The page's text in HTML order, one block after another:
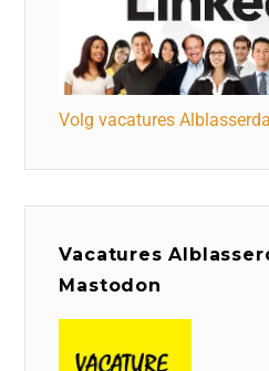
Volg vacatures
Vacatures
Mastodon